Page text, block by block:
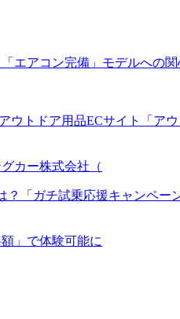
エアコン完備」モデルへの
トドア用品ECサイト「ア
カー株式会社（
「ガチ試乗応援キャンペー
」で体験可能に